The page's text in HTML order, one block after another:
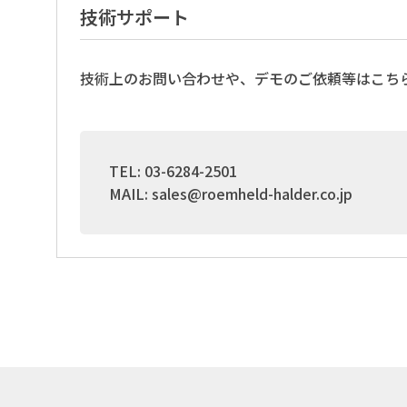
技術サポート
技術上のお問い合わせや、デモのご依頼等はこち
TEL: 03-6284-2501
MAIL: sales@roemheld-halder.co.jp